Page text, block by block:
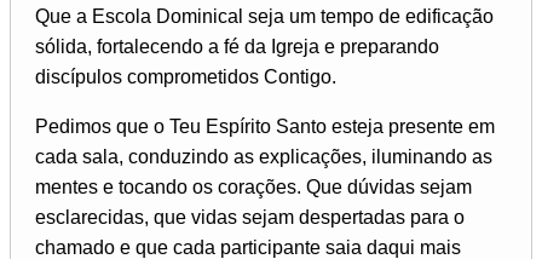
Que a Escola Dominical seja um tempo de edificação
sólida, fortalecendo a fé da Igreja e preparando
discípulos comprometidos Contigo.
Pedimos que o Teu Espírito Santo esteja presente em
cada sala, conduzindo as explicações, iluminando as
mentes e tocando os corações. Que dúvidas sejam
esclarecidas, que vidas sejam despertadas para o
chamado e que cada participante saia daqui mais